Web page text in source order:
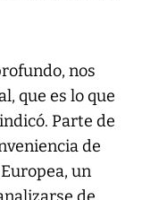
nos
que es lo que
Parte de
de
un
de